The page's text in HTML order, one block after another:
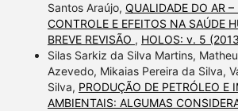
Santos Araújo, QUALIDADE DO AR –
CONTROLE E EFEITOS NA SAÚDE
BREVE REVISÃO , HOLOS: v. 5
Silas Sarkiz da Silva Martins,
Azevedo, Mikaias Pereira da Silva,
Silva, PRODUÇÃO DE PETRÓLEO E
AMBIENTAIS: ALGUMAS